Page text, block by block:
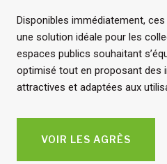
Disponibles immédiatement,
une solution idéale pour les
espaces publics souhaitant
optimisé tout en proposant des
attractives et adaptées aux
VOIR LES AGRÈS